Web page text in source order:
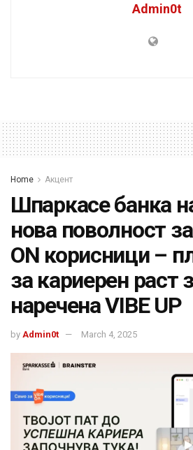
Admin0t
Home Акцент
Шпаркасе банка
нова поволност
ON корисници –
за кариерен раст
наречена VIBE UP
by Admin0t March 4, 2025